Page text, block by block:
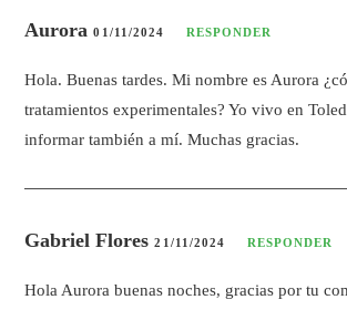
Aurora01/11/2024 RESPONDER
Hola. Buenas tardes. Mi nombre es Aurora
tratamientos experimentales? Yo vivo en
informar también a mí. Muchas gracias.
Gabriel Flores21/11/2024 RESPONDER
Hola Aurora buenas noches, gracias por tu